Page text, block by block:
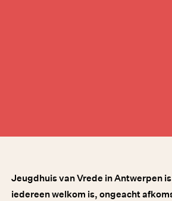
Jeugdhuis van Vrede in Antwerpen
iedereen welkom is, ongeacht